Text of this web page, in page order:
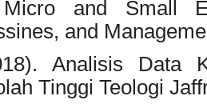
and Small
and
Analisis Data
Tinggi Teologi